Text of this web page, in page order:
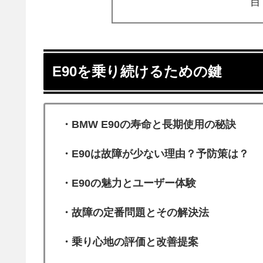
E90を乗り続けるための鍵
・BMW E90の寿命と長期使用の秘訣
・E90は故障が少ない理由？予防策は？
・E90の魅力とユーザー体験
・故障の定番問題とその解決法
・乗り心地の評価と改善提案